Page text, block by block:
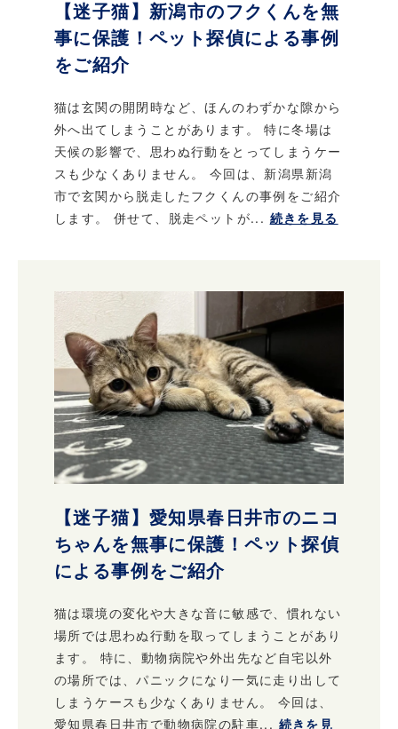
【迷子猫】新潟市のフクくんを無
事に保護！ペット探偵による事例
をご紹介
猫は玄関の開閉時など、ほんのわずかな隙から
外へ出てしまうことがあります。 特に冬場は
天候の影響で、思わぬ行動をとってしまうケー
スも少なくありません。 今回は、新潟県新潟
市で玄関から脱走したフクくんの事例をご紹介
します。 併せて、脱走ペットが... 続きを見る
【迷子猫】愛知県春日井市のニコ
ちゃんを無事に保護！ペット探偵
による事例をご紹介
猫は環境の変化や大きな音に敏感で、慣れない
場所では思わぬ行動を取ってしまうことがあり
ます。 特に、動物病院や外出先など自宅以外
の場所では、パニックになり一気に走り出して
しまうケースも少なくありません。 今回は、
愛知県春日井市で動物病院の駐車... 続きを見